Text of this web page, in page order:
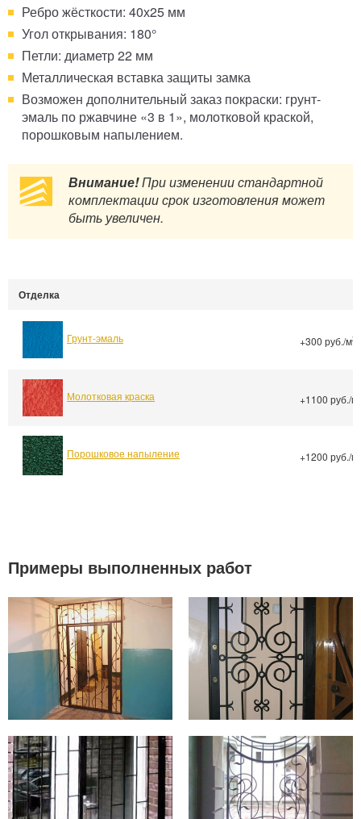
Ребро жёсткости: 40х25 мм
Угол открывания: 180°
Петли: диаметр 22 мм
Металлическая вставка защиты замка
Возможен дополнительный заказ покраски: грунт-
эмаль по ржавчине «3 в 1», молотковой краской,
порошковым напылением.
Внимание!При изменении стандартной
комплектации срок изготовления может
быть увеличен.
Отделка
Грунт-эмаль +300 руб./м2
Молотковая краска +1100 руб./м
Порошковое напыление +1200 руб./м
Примеры выполненных работ